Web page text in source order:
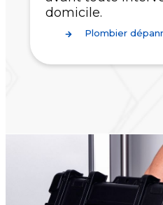
domicile.
Plombier